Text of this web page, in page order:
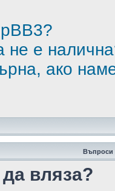
не е
ако
Въпроси
вляза?